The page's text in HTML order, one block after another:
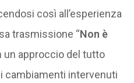
così all’esperienza
trasmissione “Non è
un approccio del tutto
cambiamenti intervenuti